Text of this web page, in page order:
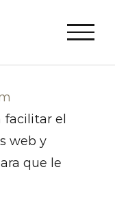
facilitar el
web y
que le